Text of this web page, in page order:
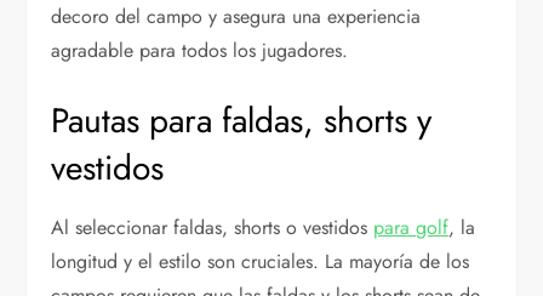
decoro del campo y asegura una experiencia
agradable para todos los jugadores.
Pautas para faldas, shorts y
vestidos
Al seleccionar faldas, shorts o vestidos para golf, la
longitud y el estilo son cruciales. La mayoría de los